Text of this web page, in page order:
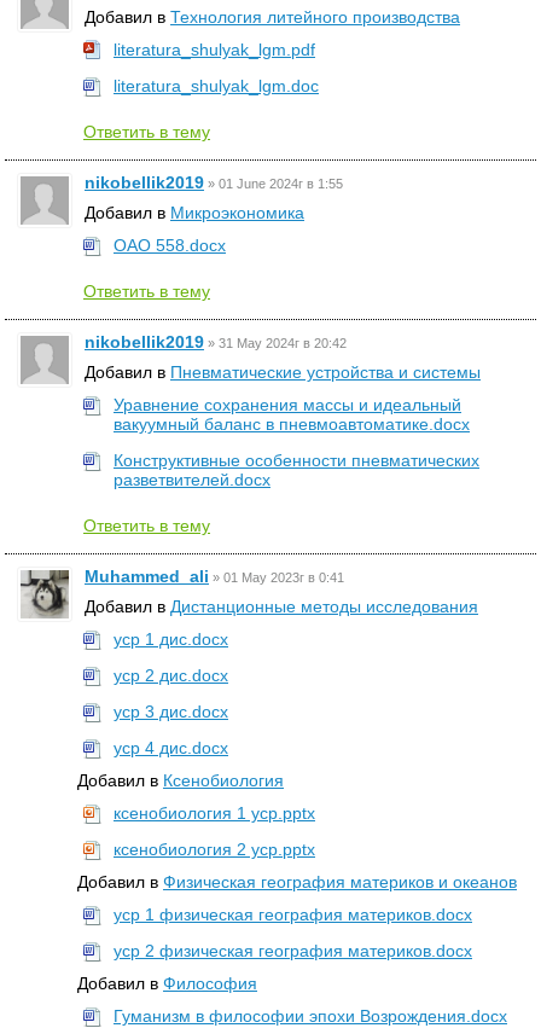
Добавил в Технология литейного производства
literatura_shulyak_lgm.pdf
literatura_shulyak_lgm.doc
Ответить в тему
nikobellik2019 » 01 June 2024г в 1:55
Добавил в Микроэкономика
ОАО 558.docx
Ответить в тему
nikobellik2019 » 31 May 2024г в 20:42
Добавил в Пневматические устройства и системы
Уравнение сохранения массы и идеальный
вакуумный баланс в пневмоавтоматике.docx
Конструктивные особенности пневматических
разветвителей.docx
Ответить в тему
Muhammed_ali » 01 May 2023г в 0:41
Добавил в Дистанционные методы исследования
уср 1 дис.docx
уср 2 дис.docx
уср 3 дис.docx
уср 4 дис.docx
Добавил в Ксенобиология
ксенобиология 1 уср.pptx
ксенобиология 2 уср.pptx
Добавил в Физическая география материков и океанов
уср 1 физическая география материков.docx
уср 2 физическая география материков.docx
Добавил в Философия
Гуманизм в философии эпохи Возрождения.docx